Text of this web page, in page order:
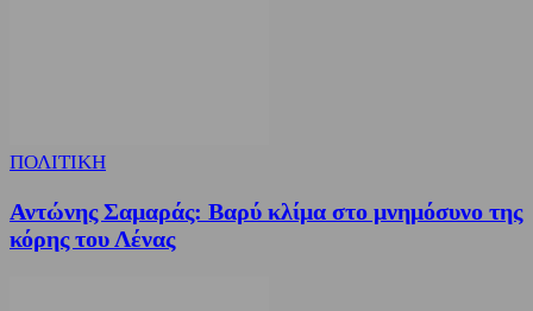
ΠΟΛΙΤΙΚΗ
Αντώνης Σαμαράς: Βαρύ κλίμα στο μνημόσυνο της
κόρης του Λένας